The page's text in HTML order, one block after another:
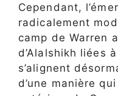
Cependant,
radicalement
camp de Warren
d’Alalshikh liées
s’alignent
d’une manière